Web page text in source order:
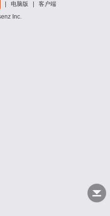
电脑版
客户端
Inc.